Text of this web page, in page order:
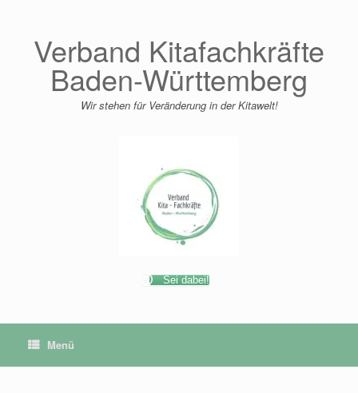
Verband Kitafachkräfte
Baden-Württemberg
Wir stehen für Veränderung in der Kitawelt!
Sei dabei!
Menü